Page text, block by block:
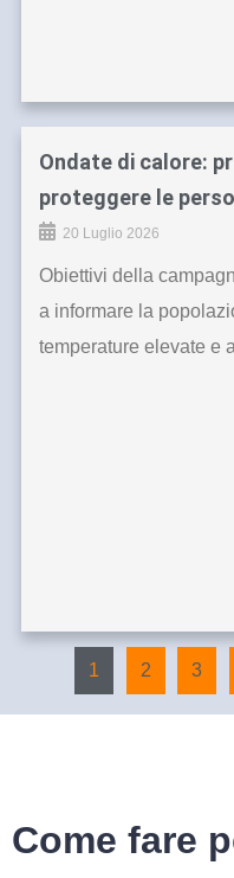
Ondate di calore:
proteggere le
20 Luglio 2026
Obiettivi della
a informare la
temperature elevate e
1 2 3
Come fare